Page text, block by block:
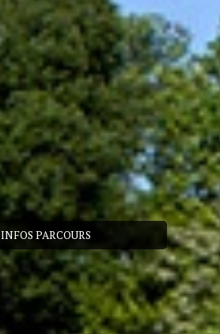
INFOS PARCOURS